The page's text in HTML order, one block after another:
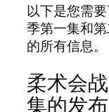
以下是您需
季第一集和
的所有信息。
柔术会
集的发